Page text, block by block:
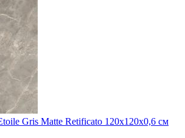
Gris Matte Retificato 120x120x0,6 см